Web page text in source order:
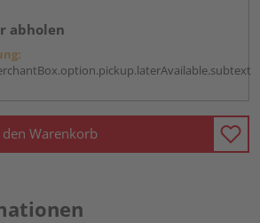
abholen
den Warenkorb